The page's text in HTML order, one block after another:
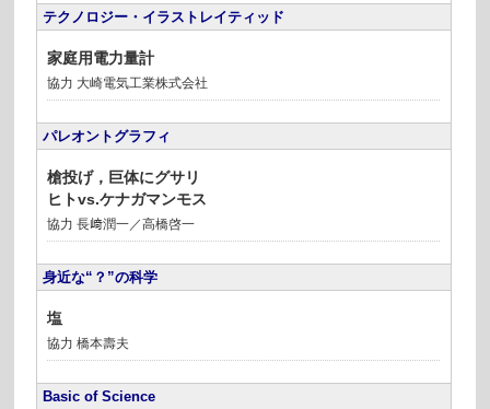
テクノロジー・イラストレイティッド
家庭用電力量計
協力 大崎電気工業株式会社
パレオントグラフィ
槍投げ，巨体にグサリ
ヒトvs.ケナガマンモス
協力 長﨑潤一／高橋啓一
身近な“？”の科学
塩
協力 橋本壽夫
Basic of Science